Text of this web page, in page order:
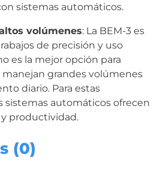
sistemas automáticos.
volúmenes: La BEM-3 es
de precisión y uso
es la mejor opción para
grandes volúmenes
diario. Para estas
sistemas automáticos ofrecen
productividad.
(0)